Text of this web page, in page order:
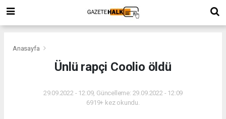
Anasayfa
Ünlü rapçi Coolio öldü
29.09.2022 - 12:09, Güncelleme: 29.09.2022 - 12:09
6919+ kez okundu.